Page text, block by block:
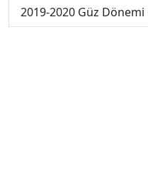
2019-2020 Güz Dönemi